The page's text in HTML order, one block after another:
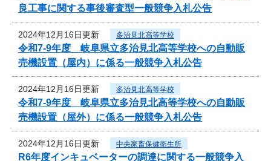
良工事に関する事後審査型一般競争入札公告
2024年12月16日更新 多治見北高等学校
令和7‐9年度 岐阜県立多治見北高等学校への自動販
売機設置（屋内）に係る一般競争入札公告
2024年12月16日更新 多治見北高等学校
令和7‐9年度 岐阜県立多治見北高等学校への自動販
売機設置（屋外）に係る一般競争入札公告
2024年12月16日更新 中央家畜保健衛生所
R6年度インキュベーターの調達に関する一般競争入